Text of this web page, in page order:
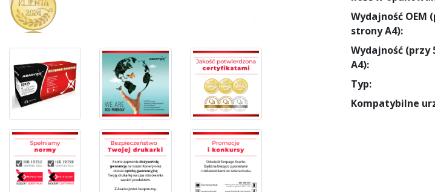
Wydajność OEM
strony A4):
Wydajność (przy
A4):
Typ:
Kompatybilne